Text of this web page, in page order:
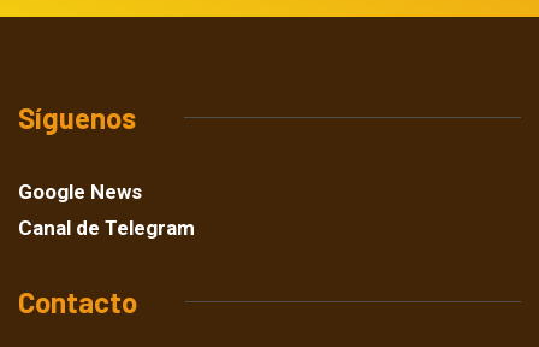
Síguenos
Google News
Canal de Telegram
Contacto